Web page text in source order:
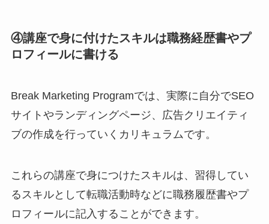
④講座で身に付けたスキルは職務経歴書やプ
ロフィールに書ける
Break Marketing Programでは、実際に自分でSEO
サイトやランディングページ、広告クリエイティ
ブの作成を行っていくカリキュラムです。
これらの講座で身につけたスキルは、習得してい
るスキルとして転職活動時などに職務履歴書やプ
ロフィールに記入することができます。